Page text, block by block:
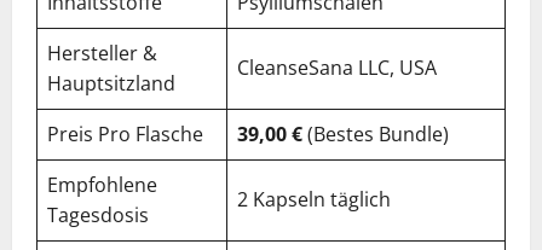
Hersteller &
Hauptsitzland
CleanseSana LLC, USA
Preis Pro Flasche 39,00 €(Bestes Bundle)
Empfohlene
Tagesdosis
2 Kapseln täglich